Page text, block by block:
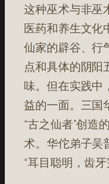
这种巫术与非巫
医药和养生文化
仙家的辟谷、行
点和具体的阴阳
味。但在实践中
益的一面。三国
“古之仙者”创造
术。华佗弟子吴
“耳目聪明，齿牙